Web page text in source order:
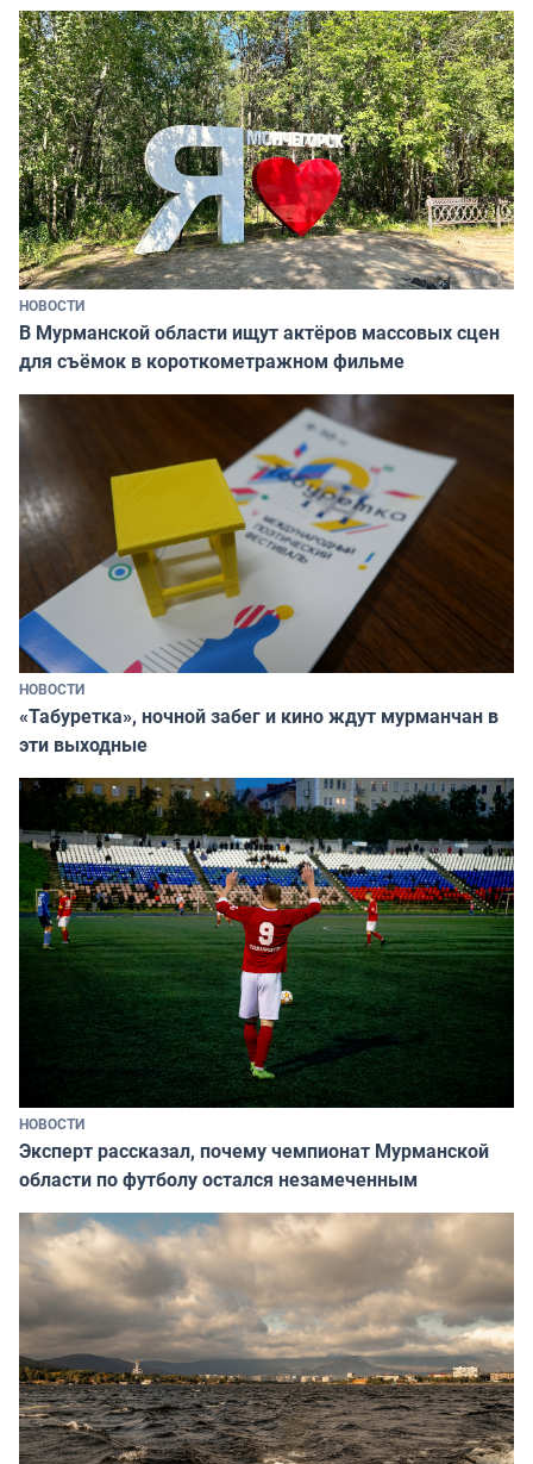
НОВОСТИ
В Мурманской области ищут актёров массовых сцен
для съёмок в короткометражном фильме
НОВОСТИ
«Табуретка», ночной забег и кино ждут мурманчан в
эти выходные
НОВОСТИ
Эксперт рассказал, почему чемпионат Мурманской
области по футболу остался незамеченным